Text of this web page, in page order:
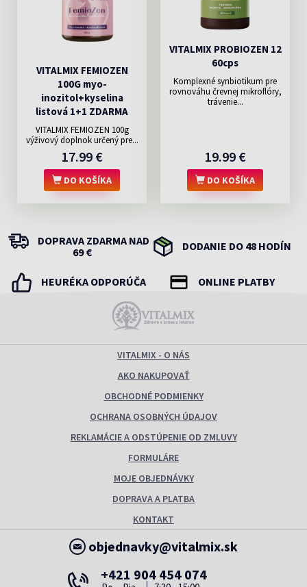
VITALMIX FEMIOZEN
100G myo-
inozitol+kyselina
listová 1+1 ZDARMA
VITALMIX FEMIOZEN 100g
výživový doplnok určený pre...
17.99 €
DO KOŠÍKA
VITALMIX PROBIOZEN 12
60cps
Komplexné synbiotikum pre
rovnováhu črevnej mikroflóry,
trávenie...
19.99 €
DO KOŠÍKA
DOPRAVA ZDARMA NAD
69 €
DODANIE DO 48 HODÍN
HEURÉKA ODPORÚČA ONLINE PLATBY
VITALMIX - O NÁS
AKO NAKUPOVAŤ
OBCHODNÉ PODMIENKY
OCHRANA OSOBNÝCH ÚDAJOV
REKLAMÁCIE A ODSTÚPENIE OD ZMLUVY
FORMULÁRE
MOJE OBJEDNÁVKY
DOPRAVA A PLATBA
KONTAKT
objednavky@vitalmix.sk
+421 904 454 074